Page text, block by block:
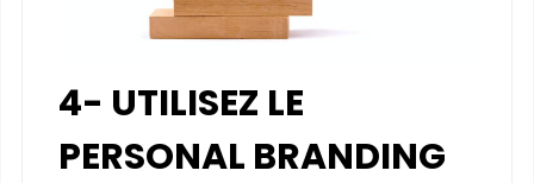
4- UTILISEZ LE
PERSONAL BRANDING